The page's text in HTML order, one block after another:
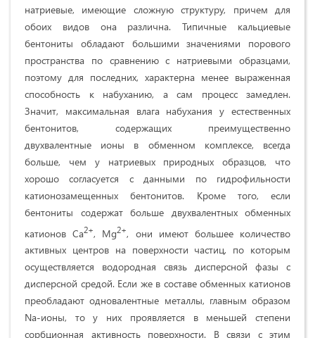
натриевые, имеющие сложную структуру, причем для
обоих видов она различна. Типичные кальциевые
бентониты обладают большими значениями порового
пространства по сравнению с натриевыми образцами,
поэтому для последних, характерна менее выраженная
способность к набуханию, а сам процесс замедлен.
Значит, максимальная влага набухания у естественных
бентонитов, содержащих преимущественно
двухвалентные ионы в обменном комплексе, всегда
больше, чем у натриевых природных образцов, что
хорошо согласуется с данными по гидрофильности
катионозамещенных бентонитов. Кроме того, если
бентониты содержат больше двухвалентных обменных
катионов Са2+, Mg2+, они имеют большее количество
активных центров на поверхности частиц, по которым
осуществляется водородная связь дисперсной фазы с
дисперсной средой. Если же в составе обменных катионов
преобладают одновалентные металлы, главным образом
Na-ионы, то у них проявляется в меньшей степени
сорбционная активность поверхности. В связи с этим